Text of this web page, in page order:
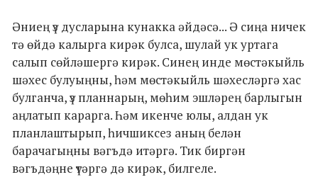
Әниең үз дусларына кунакка әйдәсә... Ә сиңа ничек
тә өйдә калырга кирәк булса, шулай ук уртага
салып сөйләшергә кирәк. Синең инде мөстәкыйль
шәхес булуыңны, һәм мөстәкыйль шәхесләргә хас
булганча, үз планнарың, мөһим эшләрең барлыгын
аңлатып карарга. Һәм икенче юлы, алдан ук
планлаштырып, һичшиксез аның белән
барачагыңны вәгъдә итәргә. Тик биргән
вәгъдәңне үтәргә дә кирәк, билгеле.